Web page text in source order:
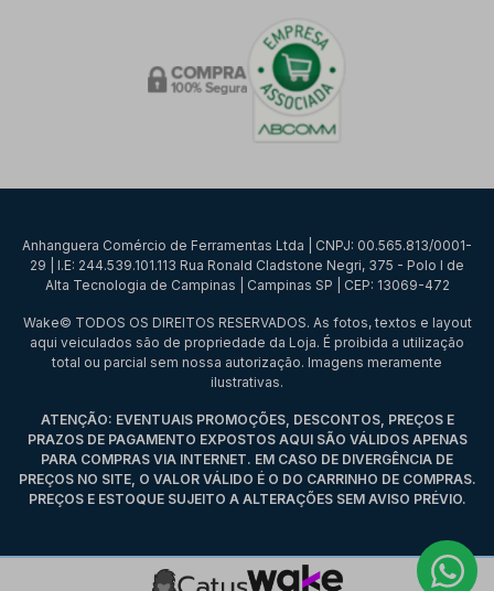
Anhanguera Comércio de Ferramentas Ltda | CNPJ: 00.565.813/0001-
29 | I.E: 244.539.101.113 Rua Ronald Cladstone Negri, 375 - Polo I de
Alta Tecnologia de Campinas | Campinas SP | CEP: 13069-472
Wake© TODOS OS DIREITOS RESERVADOS. As fotos, textos e layout
aqui veiculados são de propriedade da Loja. É proibida a utilização
total ou parcial sem nossa autorização. Imagens meramente
ilustrativas.
ATENÇÃO: EVENTUAIS PROMOÇÕES, DESCONTOS, PREÇOS E
PRAZOS DE PAGAMENTO EXPOSTOS AQUI SÃO VÁLIDOS APENAS
PARA COMPRAS VIA INTERNET. EM CASO DE DIVERGÊNCIA DE
PREÇOS NO SITE, O VALOR VÁLIDO É O DO CARRINHO DE COMPRAS.
PREÇOS E ESTOQUE SUJEITO A ALTERAÇÕES SEM AVISO PRÉVIO.